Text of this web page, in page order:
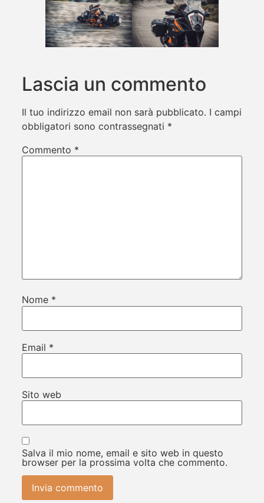
Lascia un commento
Il tuo indirizzo email non sarà pubblicato. I campi
obbligatori sono contrassegnati *
Commento *
Nome *
Email *
Sito web
Salva il mio nome, email e sito web in questo
browser per la prossima volta che commento.